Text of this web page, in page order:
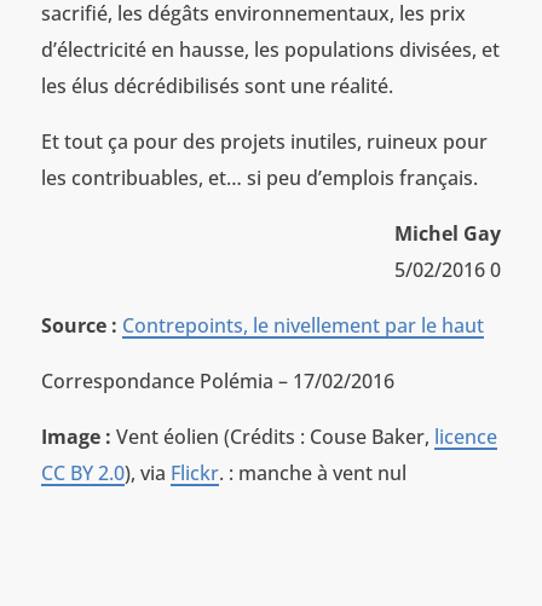
sacrifié, les dégâts environnementaux, les prix
d’électricité en hausse, les populations divisées, et
les élus décrédibilisés sont une réalité.
Et tout ça pour des projets inutiles, ruineux pour
les contribuables, et… si peu d’emplois français.
Michel Gay
5/02/2016 0
Source : Contrepoints, le nivellement par le haut
Correspondance Polémia – 17/02/2016
Image : Vent éolien (Crédits : Couse Baker, licence
CC BY 2.0), via Flickr. : manche à vent nul